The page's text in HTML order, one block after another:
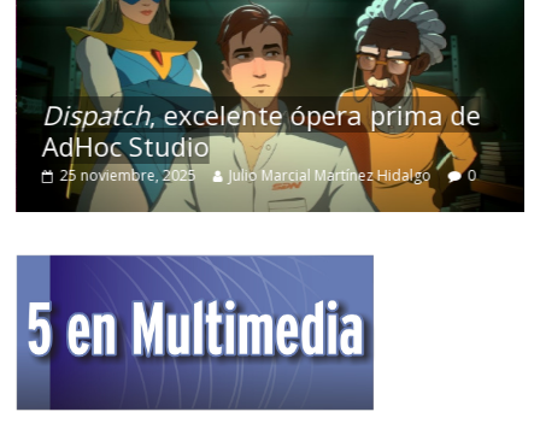
Dispatch, excelente ópera prima de
AdHoc Studio
25 noviembre, 2025 Julio Marcial Martínez Hidalgo 0